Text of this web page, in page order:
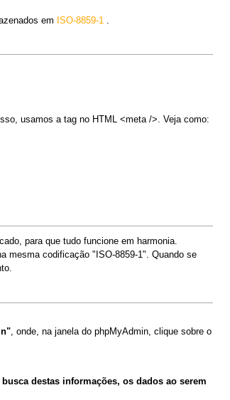
em ISO-8859-1
usamos a tag no HTML <meta />. Veja como:
para que tudo funcione em harmonia.
mesma codificação "ISO-8859-1". Quando se
, onde, na janela do phpMyAdmin, clique sobre o
destas informações, os dados ao serem